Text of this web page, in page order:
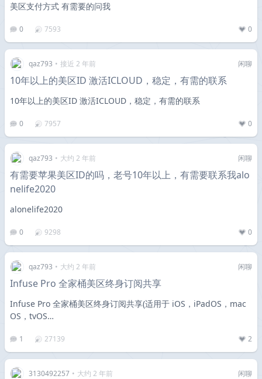
美区支付方式 有需要的问我
0 7593 0
qaz793 • 接近 2 年前 闲聊
10年以上的美区ID 激活ICLOUD，稳定，有需的联系
10年以上的美区ID 激活ICLOUD，稳定，有需的联系
0 7957 0
qaz793 • 大约 2 年前 闲聊
有需要苹果美区ID的吗，老号10年以上，有需要联系我alo
nelife2020
alonelife2020
0 9298 0
qaz793 • 大约 2 年前 闲聊
Infuse Pro 全家桶美区终身订阅共享
Infuse Pro 全家桶美区终身订阅共享(适用于 iOS，iPadOS，mac
OS，tvOS…
1 27139 2
3130492257 • 大约 2 年前 闲聊